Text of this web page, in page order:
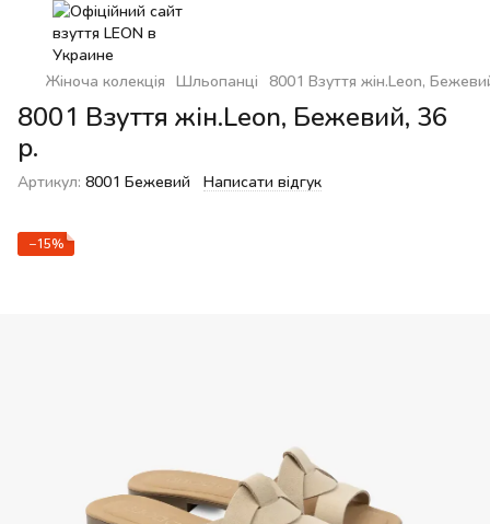
Жіноча колекція Шльопанці 8001 Взуття жін.Leon,
8001 Взуття жін.Leon, Бежевий, 36
р.
Артикул: 8001 Бежевий Написати відгук
−15%